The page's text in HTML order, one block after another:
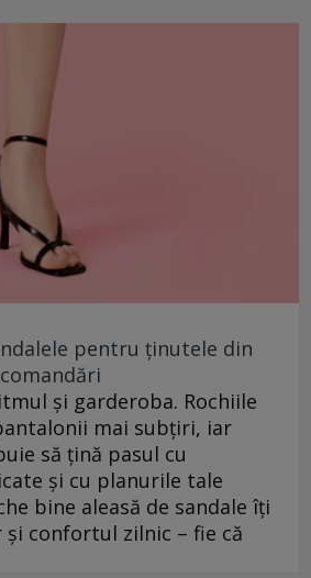
pentru ținutele din
și garderoba. Rochiile
mai subțiri, iar
să țină pasul cu
și cu planurile tale
bine aleasă de sandale îți
confortul zilnic – fie că